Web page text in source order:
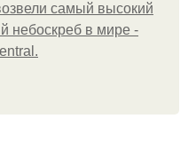
самый высокий
небоскреб в мире -